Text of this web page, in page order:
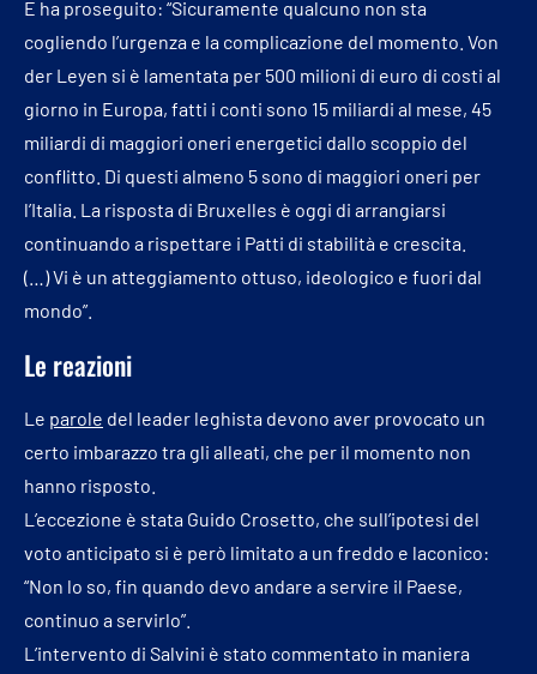
E ha proseguito: “Sicuramente qualcuno non sta
cogliendo l’urgenza e la complicazione del momento. Von
der Leyen si è lamentata per 500 milioni di euro di costi al
giorno in Europa, fatti i conti sono 15 miliardi al mese, 45
miliardi di maggiori oneri energetici dallo scoppio del
conflitto. Di questi almeno 5 sono di maggiori oneri per
l’Italia. La risposta di Bruxelles è oggi di arrangiarsi
continuando a rispettare i Patti di stabilità e crescita.
(…) Vi è un atteggiamento ottuso, ideologico e fuori dal
mondo”.
Le reazioni
Le parole del leader leghista devono aver provocato un
certo imbarazzo tra gli alleati, che per il momento non
hanno risposto.
L’eccezione è stata Guido Crosetto, che sull’ipotesi del
voto anticipato si è però limitato a un freddo e laconico:
“Non lo so, fin quando devo andare a servire il Paese,
continuo a servirlo”.
L’intervento di Salvini è stato commentato in maniera